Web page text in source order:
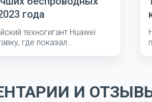
года
техногигант Huawei
где показал
И